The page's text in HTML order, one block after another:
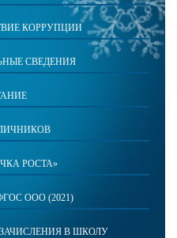
КОРРУПЦИИ
СВЕДЕНИЯ
РОСТА»
ООО (2021)
В ШКОЛУ